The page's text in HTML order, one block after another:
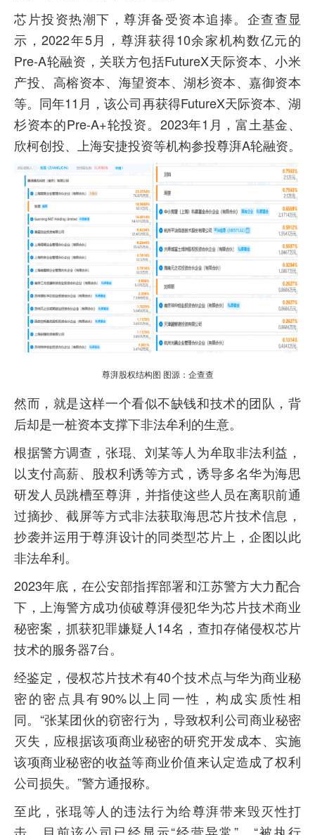
芯片投资热潮下，尊湃备受资本追捧。企查查显
示，2022年5月，尊湃获得10余家机构数亿元的
Pre-A轮融资，关联方包括FutureX天际资本、小米
产投、高榕资本、海望资本、湖杉资本、嘉御资本
等。同年11月，该公司再获得FutureX天际资本、湖
杉资本的Pre-A+轮投资。2023年1月，富土基金、
欣柯创投、上海安捷投资等机构参投尊湃A轮融资。
尊湃股权结构图 图源：企查查
然而，就是这样一个看似不缺钱和技术的团队，背
后却是一桩资本支撑下非法牟利的生意。
根据警方调查，张琨、刘某等人为牟取非法利益，
以支付高薪、股权利诱等方式，诱导多名华为海思
研发人员跳槽至尊湃，并指使这些人员在离职前通
过摘抄、截屏等方式非法获取海思芯片技术信息，
抄袭并运用于尊湃设计的同类型芯片上，企图以此
非法牟利。
2023年底，在公安部指挥部署和江苏警方大力配合
下，上海警方成功侦破尊湃侵犯华为芯片技术商业
秘密案，抓获犯罪嫌疑人14名，查扣存储侵权芯片
技术的服务器7台。
经鉴定，侵权芯片技术有40个技术点与华为商业秘
密的密点具有90%以上同一性，构成实质性相
同。“张某团伙的窃密行为，导致权利公司商业秘密
灭失，应根据该项商业秘密的研究开发成本、实施
该项商业秘密的收益等商业价值来认定造成了权利
公司损失。”警方通报称。
至此，张琨等人的违法行为给尊湃带来毁灭性打